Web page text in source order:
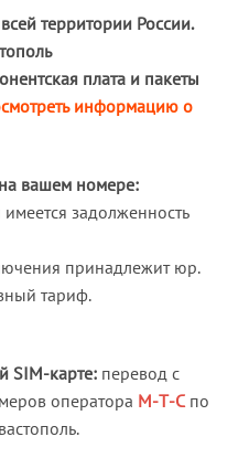
территории России.
плата и пакеты
информацию о
вашем номере:
задолженность
принадлежит юр.
тариф.
SIM-карте: перевод с
оператора М-Т-Спо